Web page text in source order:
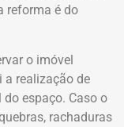
reforma é do
o imóvel
a realização de
espaço. Caso o
rachaduras